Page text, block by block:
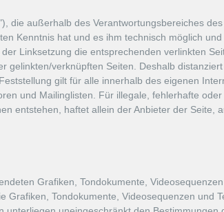
die außerhalb des Verantwortungsbereiches
Kenntnis hat und es ihm technisch möglich
Linksetzung die entsprechenden verlinkten
verknüpften Seiten. Deshalb
gilt für alle innerhalb des eigenen
und Mailinglisten. Für illegale, fehlerhafte
entstehen, haftet allein der Anbieter der Seite,
Grafiken, Tondokumente,
Tondokumente, Videosequenzen und